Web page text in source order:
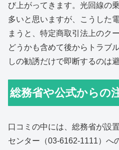
び上がってきます。光回線の
多いと思いますが、こうした
まうと、特定商取引法上のク
どうかも含めて後からトラブ
しの勧誘だけで即断するのは
総務省や公式からの
口コミの中には、総務省が設
センター（03-6162-1111）へ